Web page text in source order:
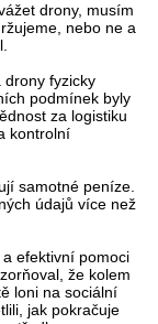
drony, musím
nebo ne a
drony fyzicky
podmínek byly
za logistiku
kontrolní
samotné peníze.
údajů více než
efektivní pomoci
že kolem
loni na sociální
jak pokračuje